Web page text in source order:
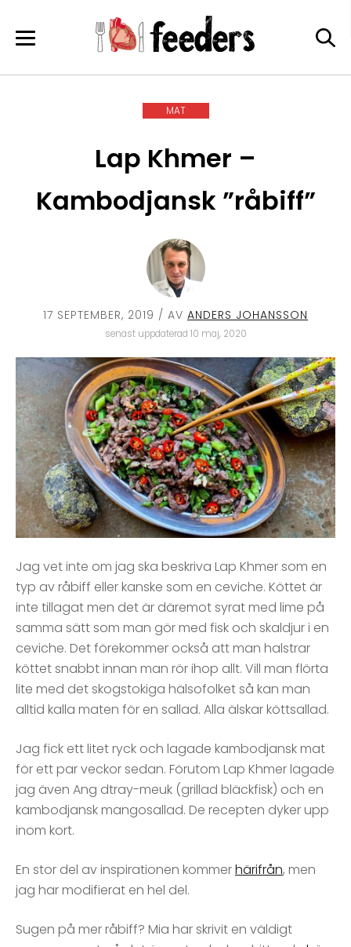
MAT
Lap Khmer –
Kambodjansk ”råbiff”
17 SEPTEMBER, 2019 / AV ANDERS JOHANSSON
senast uppdaterad 10 maj, 2020
Jag vet inte om jag ska beskriva Lap Khmer som en
typ av råbiff eller kanske som en ceviche. Köttet är
inte tillagat men det är däremot syrat med lime på
samma sätt som man gör med fisk och skaldjur i en
ceviche. Det förekommer också att man halstrar
köttet snabbt innan man rör ihop allt. Vill man flörta
lite med det skogstokiga hälsofolket så kan man
alltid kalla maten för en sallad. Alla älskar köttsallad.
Jag fick ett litet ryck och lagade kambodjansk mat
för ett par veckor sedan. Förutom Lap Khmer lagade
jag även Ang dtray-meuk (grillad bläckfisk) och en
kambodjansk mangosallad. De recepten dyker upp
inom kort.
En stor del av inspirationen kommerhärifrån, men
jag har modifierat en hel del.
Sugen på mer råbiff? Mia har skrivit en väldigt